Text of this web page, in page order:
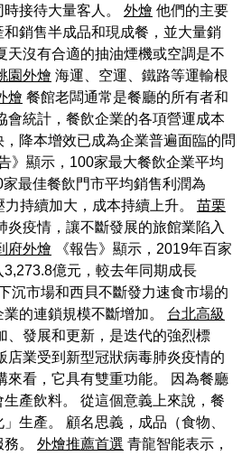
接待大量客人。 外燴 他們的主要
銷售半成品和現成餐，並大量銷
天沒有合適的抽油煙機或空調是不
園外燴 海運、空運、鐵路等運輸根
燴 餐館老闆通常是餐廳的所有者和
會統計，餐飲企業的各項營運成本
降本增效已成為企業普遍面臨的問
》顯示，100家最大餐飲企業平均
最佳餐飲門市平均銷售利潤為
持續加大，成本持續上升。 苗栗
炎疫情，讓不斷發展的旅館業陷入
府外燴 《報告》顯示，2019年百家
億元，較去年同期成長
沉市場和西貝不斷發力速食市場的
的連鎖規模不斷增加。 台北高級
、發展和更新，是迭代的強烈標
店業受到新型冠狀病毒肺炎疫情的
來看，它具有雙重功能。 因為餐廳
產飲料。 從這個意義上來說，餐
生產。 顧名思義，成品（食物、
。 外燴推薦首選 青龍智能表示，